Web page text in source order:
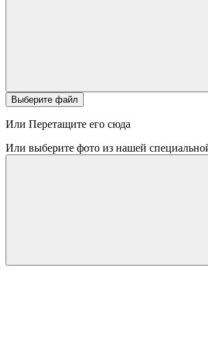
Выберите файл
Или Перетащите его сюда
Или выберите фото из нашей